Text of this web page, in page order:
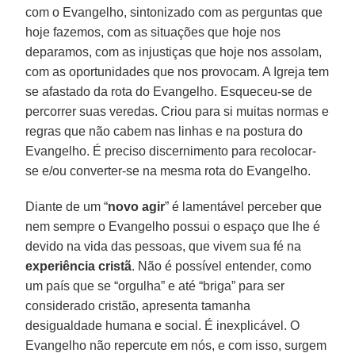
com o Evangelho, sintonizado com as perguntas que
hoje fazemos, com as situações que hoje nos
deparamos, com as injustiças que hoje nos assolam,
com as oportunidades que nos provocam. A Igreja tem
se afastado da rota do Evangelho. Esqueceu-se de
percorrer suas veredas. Criou para si muitas normas e
regras que não cabem nas linhas e na postura do
Evangelho. É preciso discernimento para recolocar-
se e/ou converter-se na mesma rota do Evangelho.
Diante de um “novo agir” é lamentável perceber que
nem sempre o Evangelho possui o espaço que lhe é
devido na vida das pessoas, que vivem sua fé na
experiência cristã. Não é possível entender, como
um país que se “orgulha” e até “briga” para ser
considerado cristão, apresenta tamanha
desigualdade humana e social. É inexplicável. O
Evangelho não repercute em nós, e com isso, surgem